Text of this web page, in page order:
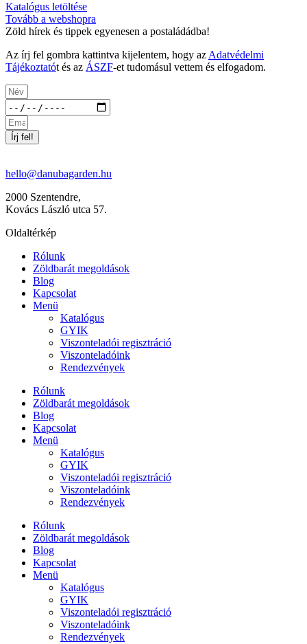
Katalógus letöltése
Tovább a webshopra
Zöld hírek és tippek egyenesen a postaládádba!
Az írj fel gombra kattintva kijelentem, hogy azAdatvédelmi
Tájékoztatót és az ÁSZF-et tudomásul vettem és elfogadom.
Írj fel!
hello@danubagarden.hu
2000 Szentendre,
Kovács László utca 57.
Oldaltérkép
Rólunk
Zöldbarát megoldások
Blog
Kapcsolat
Menü
Katalógus
GYIK
Viszonteladói regisztráció
Viszonteladóink
Rendezvények
Rólunk
Zöldbarát megoldások
Blog
Kapcsolat
Menü
Katalógus
GYIK
Viszonteladói regisztráció
Viszonteladóink
Rendezvények
Rólunk
Zöldbarát megoldások
Blog
Kapcsolat
Menü
Katalógus
GYIK
Viszonteladói regisztráció
Viszonteladóink
Rendezvények